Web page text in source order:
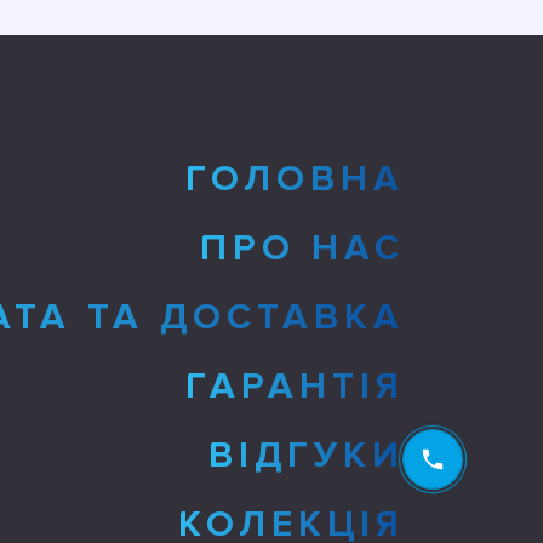
ГОЛОВНА
ПРО НАС
ТА ДОСТАВКА
ГАРАНТІЯ
ВІДГУКИ
КОЛЕКЦІЯ